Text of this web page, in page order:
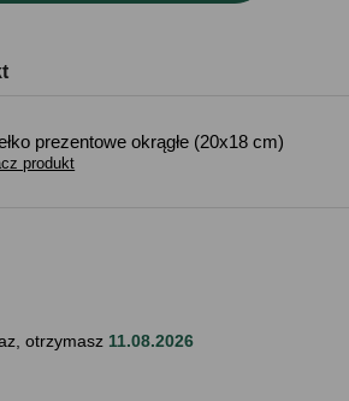
prezentowe okrągłe (20x18 cm)
produkt
otrzymasz 11.08.2026